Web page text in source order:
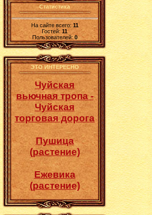
Статистика
На сайте всего:11
Гостей: 11
Пользователей: 0
ЭТО ИНТЕРЕСНО
Чуйская
вьючная тропа -
Чуйская
торговая дорога
Пушица
(растение)
Ежевика
(растение)